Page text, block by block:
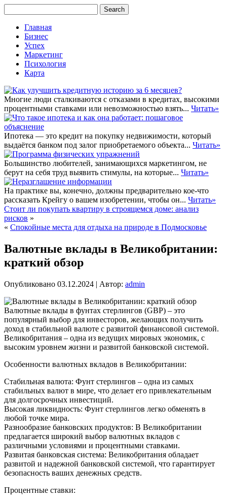
Главная
Бизнес
Успех
Маркетинг
Психология
Карта
Многие люди сталкиваются с отказами в кредитах, высокими
процентными ставками или невозможностью взять... Читать»
Ипотека — это кредит на покупку недвижимости, который
выдаётся банком под залог приобретаемого объекта... Читать»
Большинство любителей, занимающихся маркетингом, не
берут на себя труд выявить стимулы, на которые... Читать»
На практике вы, конечно, должны предварительно кое-что
рассказать Крейгу о вашем изобретении, чтобы он... Читать»
Стоит ли покупать квартиру в строящемся доме: анализ
рисков »
« Спокойные места для отдыха на природе в Подмосковье
Валютные вклады в Великобритании:
краткий обзор
Опубликовано 03.12.2024 | Автор: admin
Валютные вклады в фунтах стерлингов (GBP) – это
популярный выбор для инвесторов, желающих получить
доход в стабильной валюте с развитой финансовой системой.
Великобритания – одна из ведущих мировых экономик, с
высоким уровнем жизни и развитой банковской системой.
Особенности валютных вкладов в Великобритании:
Стабильная валюта: Фунт стерлингов – одна из самых
стабильных валют в мире, что делает его привлекательным
для долгосрочных инвестиций.
Высокая ликвидность: Фунт стерлингов легко обменять в
любой точке мира.
Разнообразие банковских продуктов: В Великобритании
предлагается широкий выбор валютных вкладов с
различными условиями и процентными ставками.
Развитая банковская система: Великобритания обладает
развитой и надежной банковской системой, что гарантирует
безопасность ваших денежных средств.
Процентные ставки: